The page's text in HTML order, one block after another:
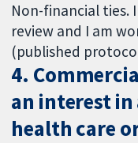
Non-financial ties.
review and I am
(published
4.
an interest
health care